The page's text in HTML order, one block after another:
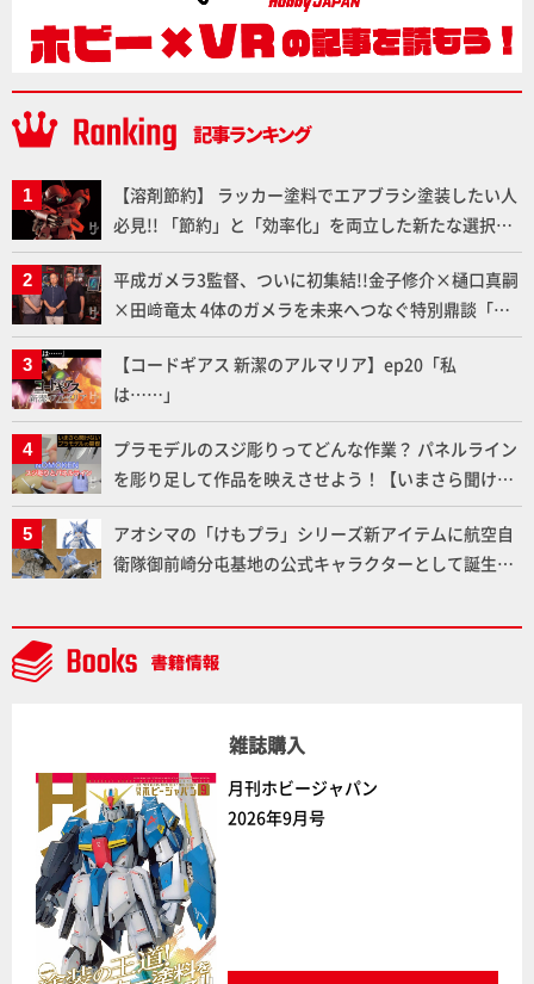
【溶剤節約】 ラッカー塗料でエアブラシ塗装したい人
必見!! 「節約」と「効率化」を両立した新たな選択肢
「カートリッジ式エアーブラシ FLYER-SR2」の使い心
地を「HG ブルーティッシュドッグ」で検証！
平成ガメラ3監督、ついに初集結!!金子修介×樋口真嗣
×田﨑竜太 4体のガメラを未来へつなぐ特別鼎談「ガ
メラ永久保存化プロジェクト FINAL」
【コードギアス 新潔のアルマリア】ep20「私
は……」
プラモデルのスジ彫りってどんな作業？ パネルライン
を彫り足して作品を映えさせよう！【いまさら聞けな
いプラモデルの基礎：スジ彫りとパネルライン】
アオシマの「けもプラ」シリーズ新アイテムに航空自
衛隊御前崎分屯基地の公式キャラクターとして誕生し
通常版の2ラインで発売！
雑誌購入
月刊ホビージャパン
2026年9月号